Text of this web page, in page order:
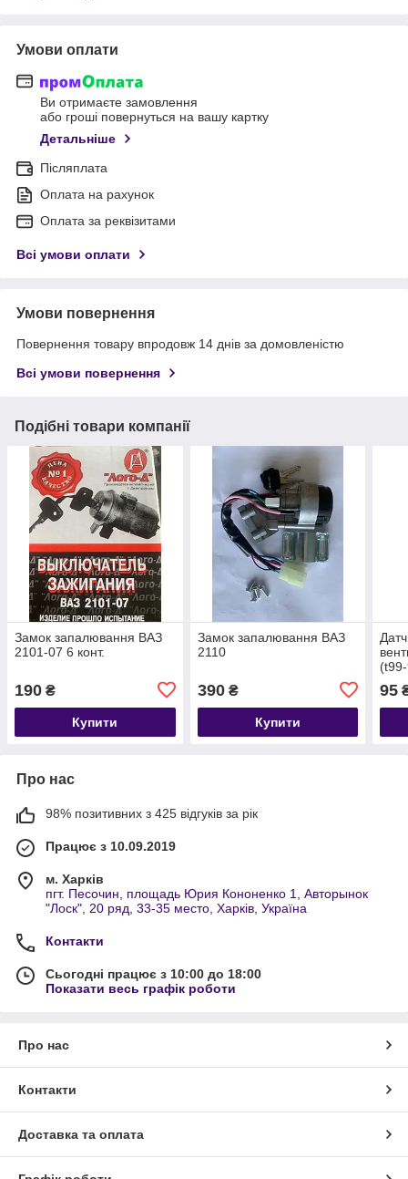
Умови оплати
Ви отримаєте замовлення
або гроші повернуться на вашу картку
Детальніше
Післяплата
Оплата на рахунок
Оплата за реквізитами
Всі умови оплати
Умови повернення
Повернення товару впродовж 14 днів за домовленістю
Всі умови повернення
Подібні товари компанії
Замок запалювання ВАЗ
2101-07 6 конт.
190 ₴
Купити
Замок запалювання ВАЗ
2110
390₴
Купити
95
Про нас
98% позитивних з 425 відгуків за рік
Працює з 10.09.2019
м. Харків
пгт. Песочин, площадь Юрия Кононенко 1, Авторынок
"Лоск", 20 ряд, 33-35 место, Харків, Україна
Контакти
Сьогодні працює з 10:00 до 18:00
Показати весь графік роботи
Про нас
Контакти
Доставка та оплата